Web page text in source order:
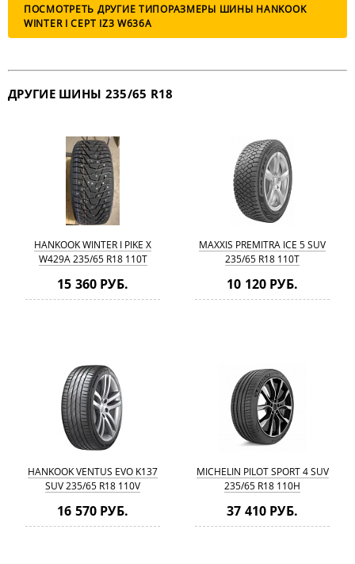
ПОСМОТРЕТЬ ДРУГИЕ ТИПОРАЗМЕРЫ ШИНЫ HANKOOK
WINTER I CEPT IZ3 W636A
ДРУГИЕ ШИНЫ 235/65 R18
HANKOOK WINTER I PIKE X
W429A 235/65 R18 110T
15 360 РУБ.
MAXXIS PREMITRA ICE 5 SUV
235/65 R18 110T
10 120 РУБ.
HANKOOK VENTUS EVO K137
SUV 235/65 R18 110V
16 570 РУБ.
MICHELIN PILOT SPORT 4 SUV
235/65 R18 110H
37 410 РУБ.